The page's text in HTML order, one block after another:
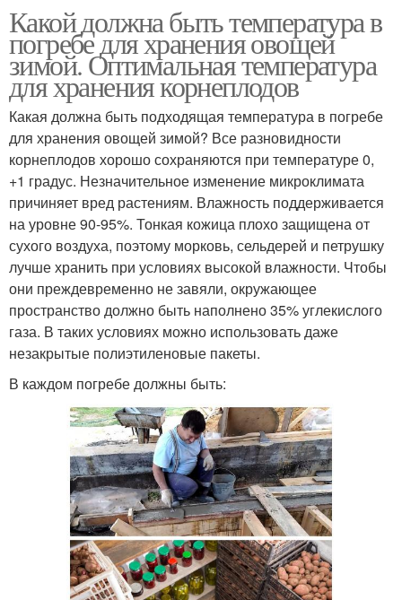
Какой должна быть температура в
погребе для хранения овощей
зимой. Оптимальная температура
для хранения корнеплодов
Какая должна быть подходящая температура в погребе
для хранения овощей зимой? Все разновидности
корнеплодов хорошо сохраняются при температуре 0,
+1 градус. Незначительное изменение микроклимата
причиняет вред растениям. Влажность поддерживается
на уровне 90-95%. Тонкая кожица плохо защищена от
сухого воздуха, поэтому морковь, сельдерей и петрушку
лучше хранить при условиях высокой влажности. Чтобы
они преждевременно не завяли, окружающее
пространство должно быть наполнено 35% углекислого
газа. В таких условиях можно использовать даже
незакрытые полиэтиленовые пакеты.
В каждом погребе должны быть: